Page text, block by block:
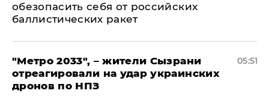
обезопасить себя от российских
баллистических ракет
"Метро 2033", – жители Сызрани
отреагировали на удар украинских
дронов по НПЗ
05:51